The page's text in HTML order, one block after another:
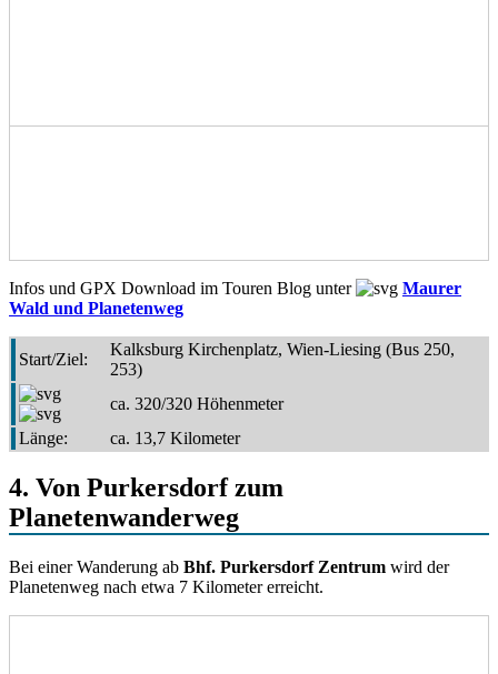
Infos und GPX Download im Touren Blog unter
Maurer
Wald und Planetenweg
Start/Ziel:
Kalksburg Kirchenplatz, Wien-Liesing (Bus 250,
253)
ca. 320/320 Höhenmeter
Länge:
ca. 13,7 Kilometer
4. Von Purkersdorf zum
Planetenwanderweg
Bei einer Wanderung ab Bhf. Purkersdorf Zentrum wird der
Planetenweg nach etwa 7 Kilometer erreicht.